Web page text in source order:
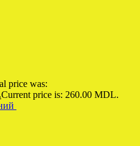
price was:
Current price is: 260.00 MDL.